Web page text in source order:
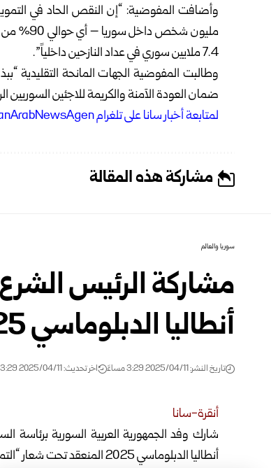
مليون
7.4 ملايين سوري في عداد النازحين داخلياً”.
وطالبت المفوضية الجهات المانحة التقليدية
ضمان العودة الآمنة والكريمة للاجئين السوريين
لمتابعة أخبار سانا على تلغرام https://t.me/SyrianArabNewsAgen
مشاركة هذه المقالة
سوريا والعالم
مشاركة الرئيس
أنطاليا الدبلوماسي 2025
تاريخ النشر: 2025/04/11 3:29 مساءً اخر تحديث: 2025/04/11 3:29 مساءً
أنقرة-سانا
شارك وفد الجمهورية العربية السورية برئاسة
أنطاليا الدبلوماسي 2025 المنعقد تحت شعار “التمسك بالدبلوماسية في عالم منقسم” بتركيا.